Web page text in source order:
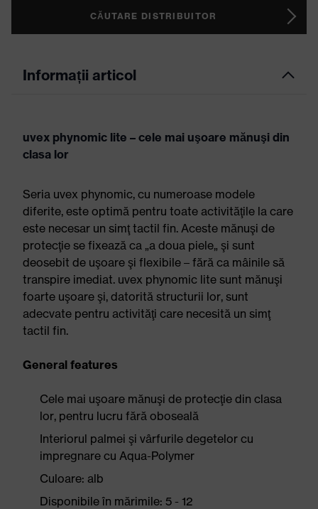
CĂUTARE DISTRIBUITOR
Informații articol
uvex phynomic lite – cele mai uşoare mănuşi din
clasa lor
Seria uvex phynomic, cu numeroase modele
diferite, este optimă pentru toate activităţile la care
este necesar un simţ tactil fin. Aceste mănuşi de
protecţie se fixează ca „a doua piele„ şi sunt
deosebit de uşoare şi flexibile – fără ca mâinile să
transpire imediat. uvex phynomic lite sunt mănuşi
foarte uşoare şi, datorită structurii lor, sunt
adecvate pentru activităţi care necesită un simţ
tactil fin.
General features
Cele mai uşoare mănuşi de protecţie din clasa
lor, pentru lucru fără oboseală
Interiorul palmei şi vârfurile degetelor cu
impregnare cu Aqua-Polymer
Culoare: alb
Disponibile în mărimile: 5 - 12